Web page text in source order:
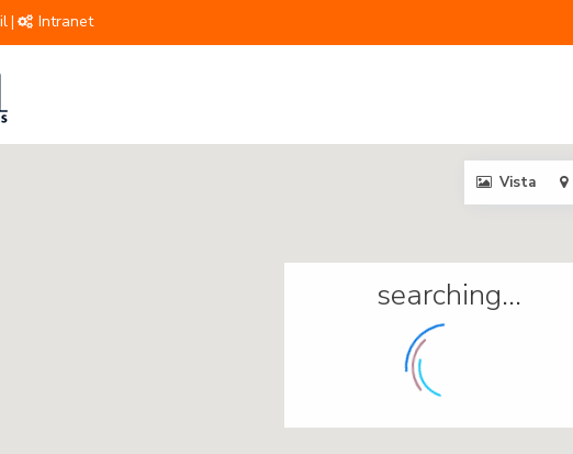
| Intranet
searching...
Vista